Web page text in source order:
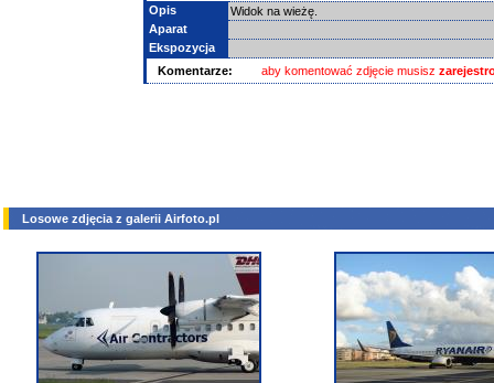
Opis
Widok na wieżę.
Aparat
Ekspozycja
Komentarze:
aby komentować zdjęcie musisz
Losowe zdjęcia z galerii Airfoto.pl